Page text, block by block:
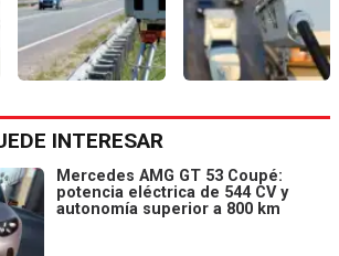
INTERESAR
Mercedes AMG GT 53 Coupé:
potencia eléctrica de 544 CV y
autonomía superior a 800 km